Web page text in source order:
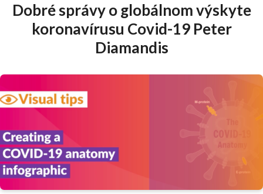
Dobré správy o globálnom výskyte
koronavírusu Covid-19 Peter
Diamandis